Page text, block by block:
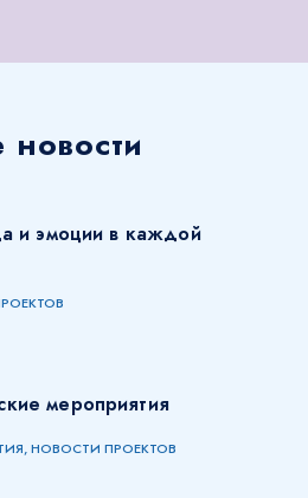
и эмоции в каждой
мероприятия
НОВОСТИ ПРОЕКТОВ